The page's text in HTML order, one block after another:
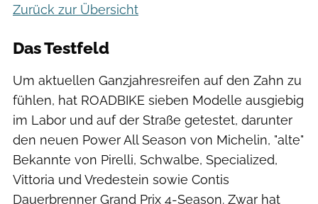
Zurück zur Übersicht
Das Testfeld
Um aktuellen Ganzjahresreifen auf den Zahn zu
fühlen, hat ROADBIKE sieben Modelle ausgiebig
im Labor und auf der Straße getestet, darunter
den neuen Power All Season von Michelin, "alte"
Bekannte von Pirelli, Schwalbe, Specialized,
Vittoria und Vredestein sowie Contis
Dauerbrenner Grand Prix 4-Season. Zwar hat